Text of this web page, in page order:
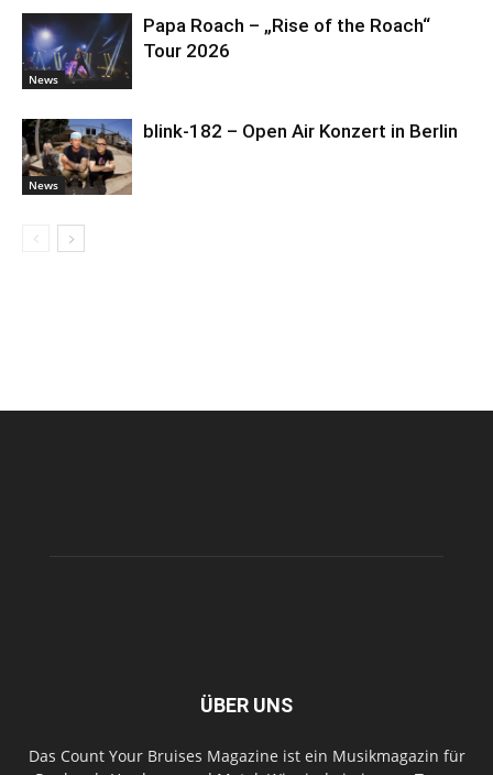
News
Papa Roach – „Rise of the Roach“
Tour 2026
News
blink-182 – Open Air Konzert in Berlin
ÜBER UNS
Das Count Your Bruises Magazine ist ein Musikmagazin für